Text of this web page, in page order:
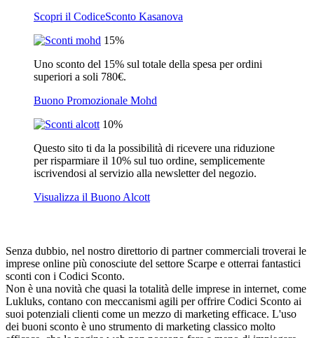
Scopri il CodiceSconto Kasanova
15%
Uno sconto del 15% sul totale della spesa per ordini
superiori a soli 780€.
Buono Promozionale Mohd
10%
Questo sito ti da la possibilità di ricevere una riduzione
per risparmiare il 10% sul tuo ordine, semplicemente
iscrivendosi al servizio alla newsletter del negozio.
Visualizza il Buono Alcott
Senza dubbio, nel nostro direttorio di partner commerciali troverai le
imprese online più conosciute del settore Scarpe e otterrai fantastici
sconti con i Codici Sconto.
Non è una novità che quasi la totalità delle imprese in internet, come
Lukluks, contano con meccanismi agili per offrire Codici Sconto ai
suoi potenziali clienti come un mezzo di marketing efficace. L'uso
dei buoni sconto è uno strumento di marketing classico molto